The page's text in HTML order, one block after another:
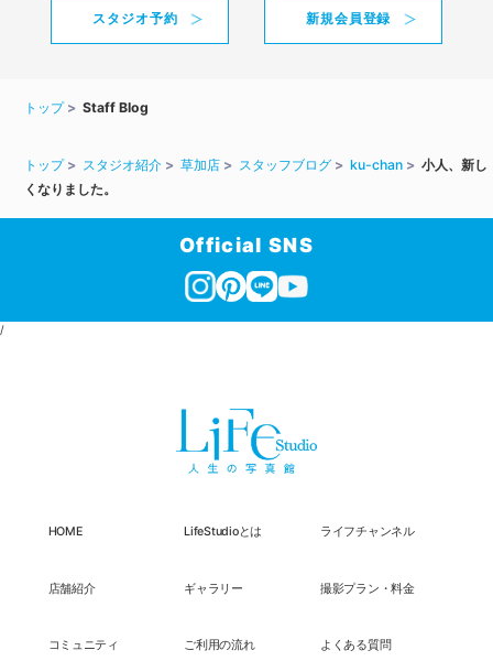
スタジオ予約 新規会員登録
トップ Staff Blog
トップ スタジオ紹介 草加店 スタッフブログ ku-chan
小人、新し
くなりました。
Official SNS
/
HOME LifeStudioとは ライフチャンネル
店舗紹介 ギャラリー 撮影プラン・料金
コミュニティ ご利用の流れ よくある質問